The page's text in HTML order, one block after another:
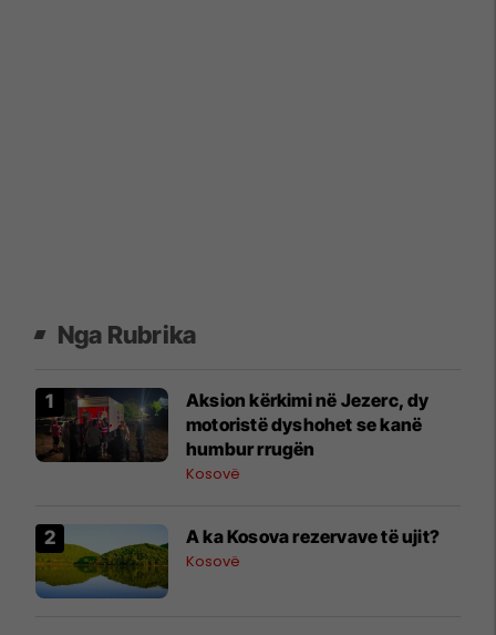
Nga Rubrika
Aksion kërkimi në Jezerc, dy
motoristë dyshohet se kanë
humbur rrugën
Kosovë
A ka Kosova rezervave të ujit?
Kosovë